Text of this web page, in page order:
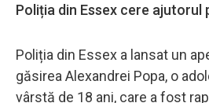
Poliția din Essex cere ajutorul
Poliția din Essex a lansat un
găsirea Alexandrei Popa, o
vârstă de 18 ani, care a fost